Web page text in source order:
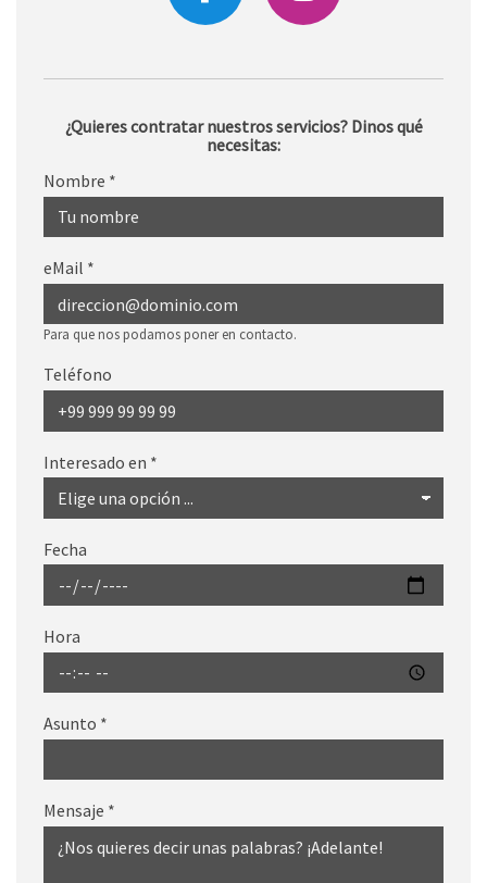
¿Quieres contratar nuestros servicios? Dinos qué
necesitas:
Nombre *
eMail *
Para que nos podamos poner en contacto.
Teléfono
Interesado en *
Fecha
Hora
Asunto *
Mensaje *